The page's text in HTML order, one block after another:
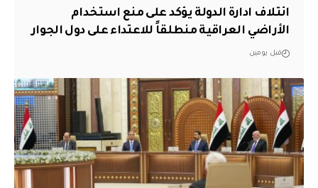
ائتلاف ادارة الدولة يؤكد على منع استخدام
الأراضي العراقية منطلقاً للاعتداء على دول الجوار
قبل يومين